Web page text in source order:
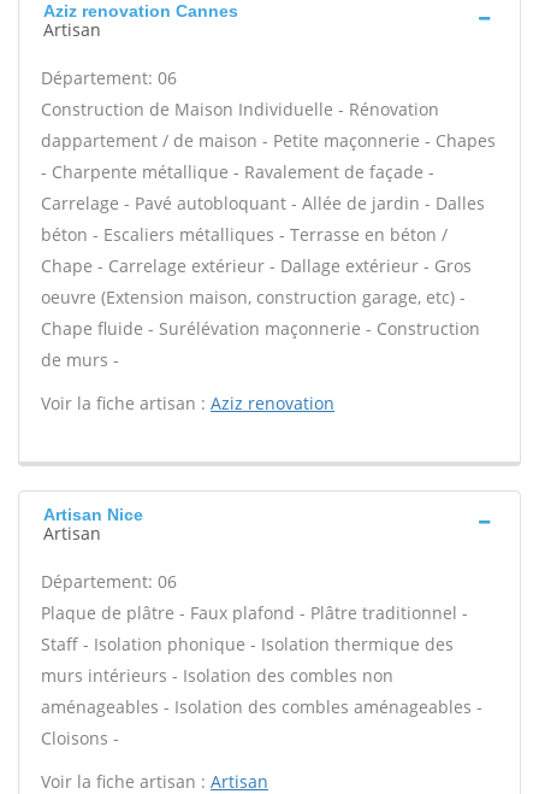
Aziz renovation Cannes
Artisan
Département: 06
Construction de Maison Individuelle - Rénovation
dappartement / de maison - Petite maçonnerie - Chapes
- Charpente métallique - Ravalement de façade -
Carrelage - Pavé autobloquant - Allée de jardin - Dalles
béton - Escaliers métalliques - Terrasse en béton /
Chape - Carrelage extérieur - Dallage extérieur - Gros
oeuvre (Extension maison, construction garage, etc) -
Chape fluide - Surélévation maçonnerie - Construction
de murs -
Voir la fiche artisan : Aziz renovation
Artisan Nice
Artisan
Département: 06
Plaque de plâtre - Faux plafond - Plâtre traditionnel -
Staff - Isolation phonique - Isolation thermique des
murs intérieurs - Isolation des combles non
aménageables - Isolation des combles aménageables -
Cloisons -
Voir la fiche artisan : Artisan